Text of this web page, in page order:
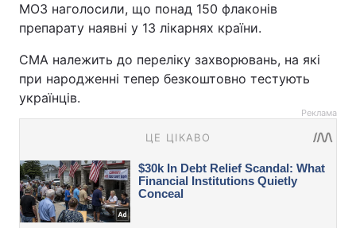
МОЗ наголосили, що понад 150 флаконів
препарату наявні у 13 лікарнях країни.
СМА належить до переліку захворювань, на які
при народженні тепер безкоштовно тестують
українців.
Реклама